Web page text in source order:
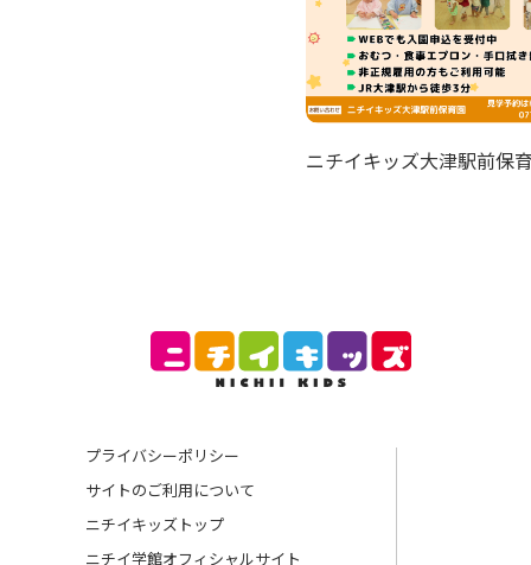
ニチイキッズ大津駅前保
プライバシーポリシー
サイトのご利用について
ニチイキッズトップ
ニチイ学館オフィシャルサイト